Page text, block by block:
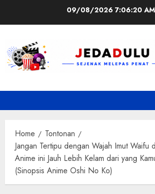
09/08/20267:06:21 AM
Home
Tontonan
Jangan Tertipu dengan Wajah Imut Waifu
Anime ini Jauh Lebih Kelam dari yang
(Sinopsis Anime Oshi No Ko)